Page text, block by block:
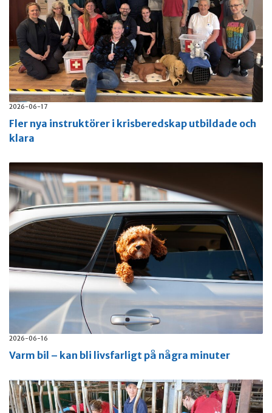
2026-06-17
Fler nya instruktörer i krisberedskap utbildade och
klara
2026-06-16
Varm bil – kan bli livsfarligt på några minuter